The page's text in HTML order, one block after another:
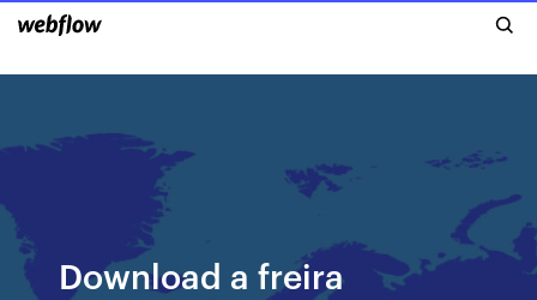
Download a freira